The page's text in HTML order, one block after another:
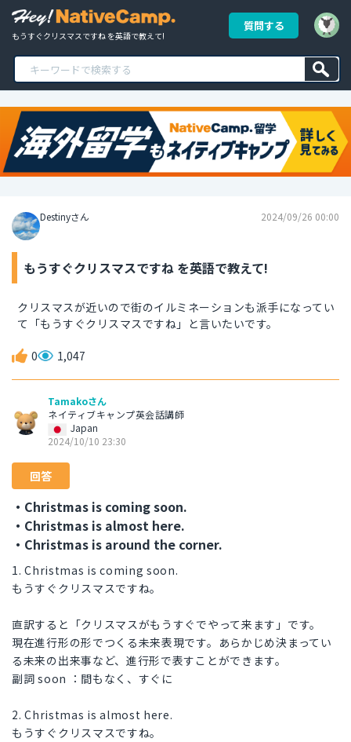
もうすぐクリスマスですね を英語で教えて!
質問する
Destinyさん 2024/09/26 00:00
もうすぐクリスマスですね を英語で教えて!
クリスマスが近いので街のイルミネーションも派手になってい
て「もうすぐクリスマスですね」と言いたいです。
0 1,047
Tamakoさん
ネイティブキャンプ英会話講師
Japan
2024/10/10 23:30
回答
・Christmas is coming soon.
・Christmas is almost here.
・Christmas is around the corner.
1. Christmas is coming soon.
もうすぐクリスマスですね。
直訳すると「クリスマスがもうすぐでやって来ます」です。
現在進行形の形でつくる未来表現です。あらかじめ決まってい
る未来の出来事など、進行形で表すことができます。
副詞 soon ：間もなく、すぐに
2. Christmas is almost here.
もうすぐクリスマスですね。